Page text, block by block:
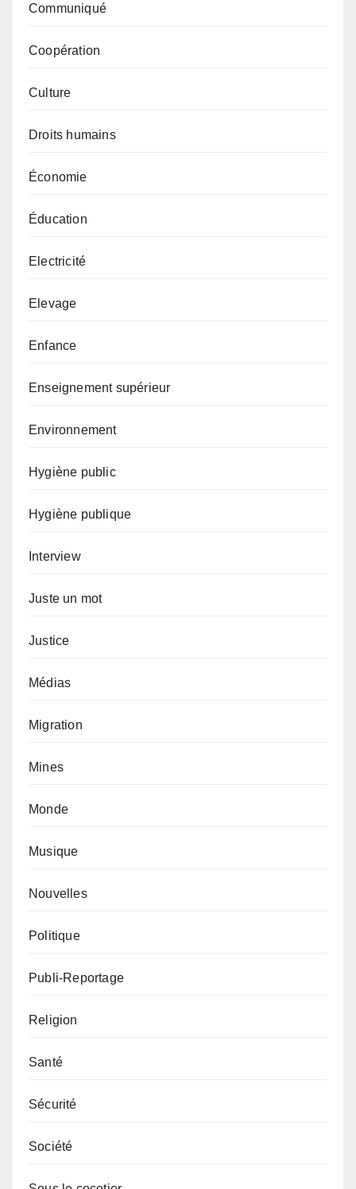
Communiqué
Coopération
Culture
Droits humains
Économie
Éducation
Electricité
Elevage
Enfance
Enseignement supérieur
Environnement
Hygiène public
Hygiène publique
Interview
Juste un mot
Justice
Médias
Migration
Mines
Monde
Musique
Nouvelles
Politique
Publi-Reportage
Religion
Santé
Sécurité
Société